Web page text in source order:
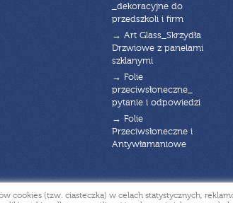
_dekoracyjne do
przedszkoli i firm
→ Art Glass_Skrzydła
Drzwiowe z panelami
szklanymi
→ Folie
przeciwsłoneczne_
pytanie i odpowiedzi
→ Folie
Przeciwsłoneczne i
Antywłamaniowe
cookies (tzw. ciasteczka) w celach statystycznych,